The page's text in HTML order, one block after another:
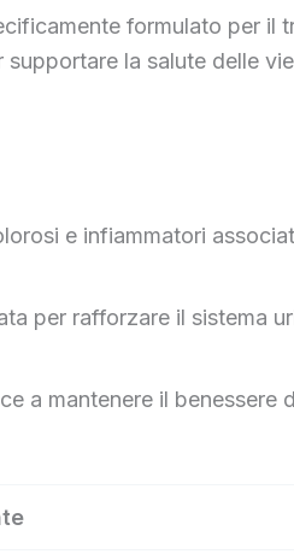
formulato per il
la salute delle
e infiammatori
per rafforzare il sistema
a mantenere il benessere